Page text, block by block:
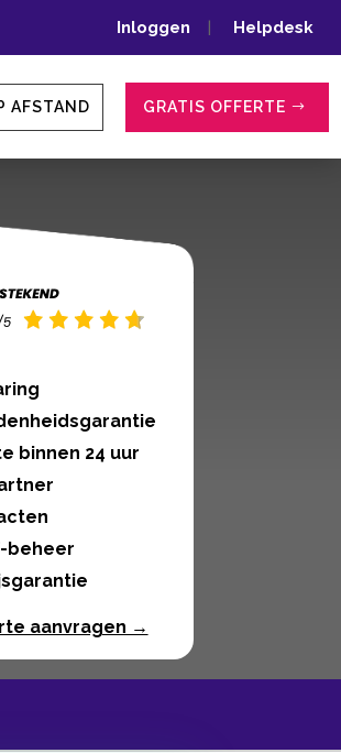
Inloggen | Helpdesk
AFSTAND GRATIS OFFERTE
binnen 24 uur
beheer
aanvragen →